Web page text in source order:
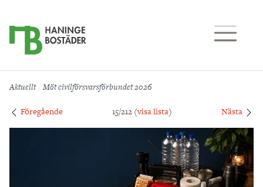
Aktuellt Möt civilförsvarsförbundet 2026
Föregående 15/212 (visa lista) Nästa